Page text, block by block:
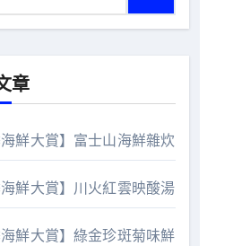
章
海鮮大賞】富士山海鮮雜炊
海鮮大賞】川火紅雲映酸湯
海鮮大賞】綠金珍斑菊味鮮